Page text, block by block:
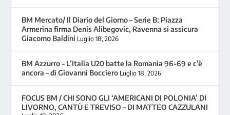
BM Mercato/ Il Diario del Giorno – Serie B: Piazza
Armerina firma Denis Alibegovic, Ravenna si assicura
Giacomo Baldini Luglio 18, 2026
BM Azzurro – L’Italia U20 batte la Romania 96-69 e c’è
ancora – di Giovanni Bocciero Luglio 18, 2026
FOCUS BM / CHI SONO GLI ‘AMERICANI DI POLONIA’ DI
LIVORNO, CANTÙ E TREVISO – DI MATTEO CAZZULANI